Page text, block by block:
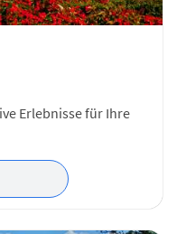
Erlebnisse für Ihre